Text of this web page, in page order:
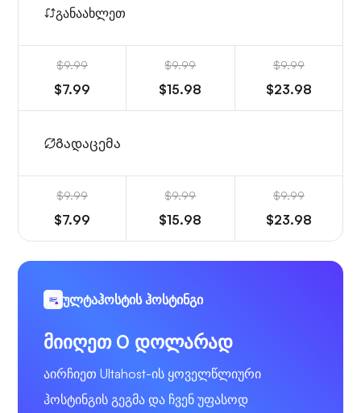
განაახლეთ
$9.99
$7.99
$9.99
$15.98
$9.99
$23.98
Გადაცემა
$9.99
$7.99
$9.99
$15.98
$9.99
$23.98
ულტაჰოსტის ჰოსტინგი
მიიღეთ 0 დოლარად
აირჩიეთ Ultahost-ის ყოველწლიური
ჰოსტინგის გეგმა და ჩვენ უფასოდ